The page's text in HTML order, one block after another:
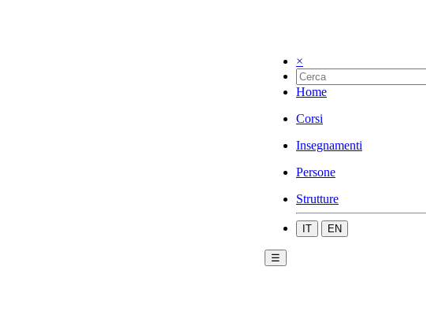
×
Home
Corsi
Insegnamenti
Persone
Strutture
IT EN
☰